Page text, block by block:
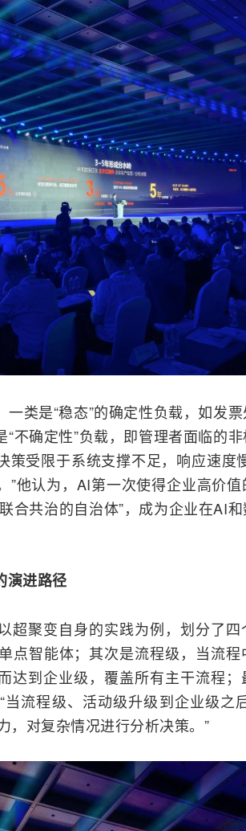
类是“稳态”的确定性负载，如发票
不确定性”负载，即管理者面临的
策受限于系统支撑不足，响应速度
”他认为，AI第一次使得企业高价
合共治的自治体”，成为企业在AI
演进路径
超聚变自身的实践为例，划分了
点智能体；其次是流程级，当流
达到企业级，覆盖所有主干流程；
流程级、活动级升级到企业级之
，对复杂情况进行分析决策。”